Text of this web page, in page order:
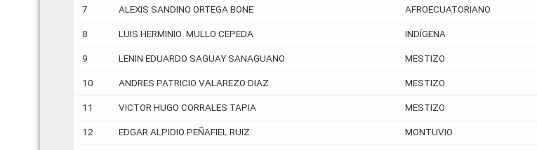
7 ALEXIS SANDINO ORTEGA BONE AFROECUATORIANO
8 LUIS HERMINIO MULLO CEPEDA INDÍGENA
9 LENIN EDUARDO SAGUAY SANAGUANO MESTIZO
10 ANDRES PATRICIO VALAREZO DIAZ MESTIZO
11 VICTOR HUGO CORRALES TAPIA MESTIZO
12 EDGAR ALPIDIO PEÑAFIEL RUIZ MONTUVIO